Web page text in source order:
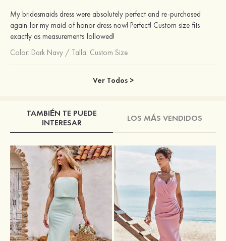
My bridesmaids dress were absolutely perfect and re-purchased
again for my maid of honor dress now! Perfect! Custom size fits
exactly as measurements followed!
Color: Dark Navy / Talla: Custom Size
Ver Todos >
TAMBIÉN TE PUEDE
INTERESAR
LOS MÁS VENDIDOS